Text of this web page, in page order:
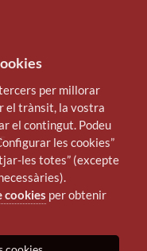
per millorar
el trànsit, la vostra
el contingut. Podeu
les cookies”
les totes” (excepte
cookies per obtenir